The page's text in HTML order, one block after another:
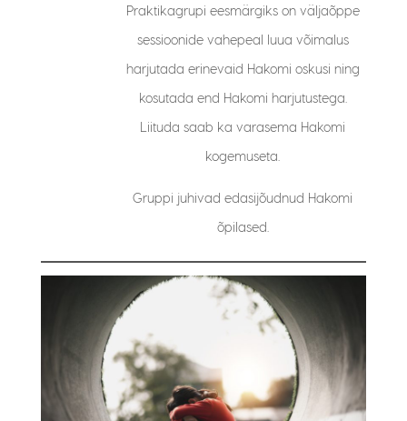
Praktikagrupi eesmärgiks on väljaõppe
sessioonide vahepeal luua võimalus
harjutada erinevaid Hakomi oskusi ning
kosutada end Hakomi harjutustega.
Liituda saab ka varasema Hakomi
kogemuseta.
Gruppi juhivad edasijõudnud Hakomi
õpilased.